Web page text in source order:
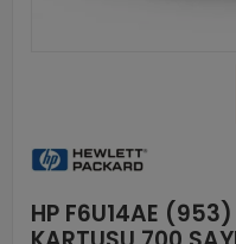
HP F6U14AE (953)